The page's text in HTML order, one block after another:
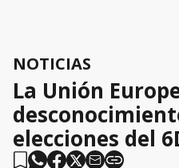
NOTICIAS
La Unión
elecciones del